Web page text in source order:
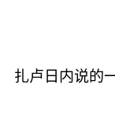
扎卢日内说的